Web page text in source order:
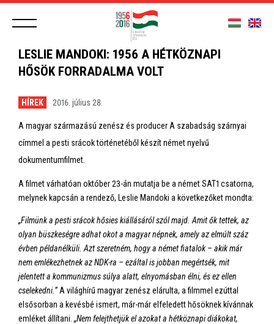
LESLIE MANDOKI: 1956 A HÉTKÖZNAPI
HŐSÖK FORRADALMA VOLT
HÍREK 2016. július 28.
A magyar származású zenész és producer A szabadság szárnyai
címmel a pesti srácok történetéből készít német nyelvű
dokumentumfilmet.
A filmet várhatóan október 23-án mutatja be a német SAT1 csatorna,
melynek kapcsán a rendező, Leslie Mandoki a következőket mondta:
„Filmünk a pesti srácok hősies kiállásáról szól majd. Amit ők tettek, az
olyan büszkeségre adhat okot a magyar népnek, amely az elmúlt száz
évben példanélküli. Azt szeretném, hogy a német fiatalok – akik már
nem emlékezhetnek az NDK-ra – ezáltal is jobban megértsék, mit
jelentett a kommunizmus súlya alatt, elnyomásban élni, és ez ellen
cselekedni.” A világhírű magyar zenész elárulta, a filmmel ezúttal
elsősorban a kevésbé ismert, már-már elfeledett hősöknek kívánnak
emléket állítani. „Nem felejthetjük el azokat a hétköznapi diákokat,